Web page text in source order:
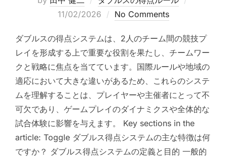
11/02/2026 No Comments
ダブルスの得点システムは、2人のチーム間の競技プ
レイを形成する上で重要な役割を果たし、チームワー
クと戦略に焦点を当てています。国際ルールや地域の
適応において大きな違いがあるため、これらのシステ
ムを理解することは、プレイヤーや主催者にとって不
可欠であり、ゲームプレイのダイナミクスや全体的な
試合体験に影響を与えます。 Key sections in the
article: Toggle ダブルス得点システムの主な特徴は何
ですか？ ダブルス得点システムの定義と目的 一般的